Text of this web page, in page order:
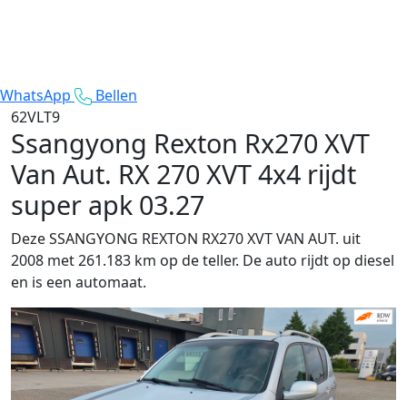
WhatsApp
Bellen
62VLT9
Ssangyong Rexton Rx270 XVT
Van Aut. RX 270 XVT 4x4 rijdt
super apk 03.27
Deze SSANGYONG REXTON RX270 XVT VAN AUT. uit
2008 met 261.183 km op de teller. De auto rijdt op diesel
en is een automaat.